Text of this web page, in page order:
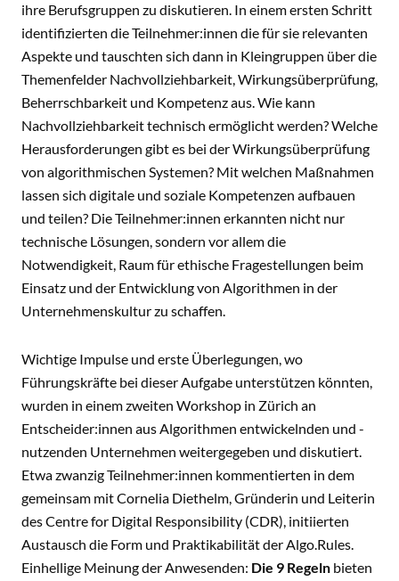
ihre Berufsgruppen zu diskutieren. In einem ersten Schritt
identifizierten die Teilnehmer:innen die für sie relevanten
Aspekte und tauschten sich dann in Kleingruppen über die
Themenfelder Nachvollziehbarkeit, Wirkungsüberprüfung,
Beherrschbarkeit und Kompetenz aus. Wie kann
Nachvollziehbarkeit technisch ermöglicht werden? Welche
Herausforderungen gibt es bei der Wirkungsüberprüfung
von algorithmischen Systemen? Mit welchen Maßnahmen
lassen sich digitale und soziale Kompetenzen aufbauen
und teilen? Die Teilnehmer:innen erkannten nicht nur
technische Lösungen, sondern vor allem die
Notwendigkeit, Raum für ethische Fragestellungen beim
Einsatz und der Entwicklung von Algorithmen in der
Unternehmenskultur zu schaffen.
Wichtige Impulse und erste Überlegungen, wo
Führungskräfte bei dieser Aufgabe unterstützen könnten,
wurden in einem zweiten Workshop in Zürich an
Entscheider:innen aus Algorithmen entwickelnden und -
nutzenden Unternehmen weitergegeben und diskutiert.
Etwa zwanzig Teilnehmer:innen kommentierten in dem
gemeinsam mit Cornelia Diethelm, Gründerin und Leiterin
des Centre for Digital Responsibility (CDR), initiierten
Austausch die Form und Praktikabilität der Algo.Rules.
Einhellige Meinung der Anwesenden: Die 9 Regeln bieten